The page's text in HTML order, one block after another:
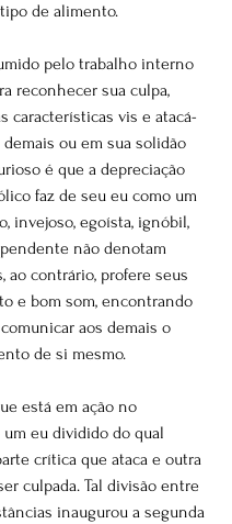
de alimento.
pelo trabalho interno
reconhecer sua culpa,
características vis e atacá-
ou em sua solidão
é que a depreciação
faz de seu eu como um
invejoso, egoísta, ignóbil,
não denotam
ao contrário, profere seus
e bom som, encontrando
aos demais o
de si mesmo.
está em ação no
eu dividido do qual
crítica que ataca e outra
culpada. Tal divisão entre
inaugurou a segunda